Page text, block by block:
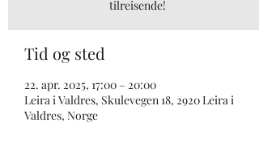
tilreisende!
Tid og sted
22. apr. 2025, 17:00 – 20:00
Leira i Valdres, Skulevegen 18, 2920 Leira i
Valdres, Norge